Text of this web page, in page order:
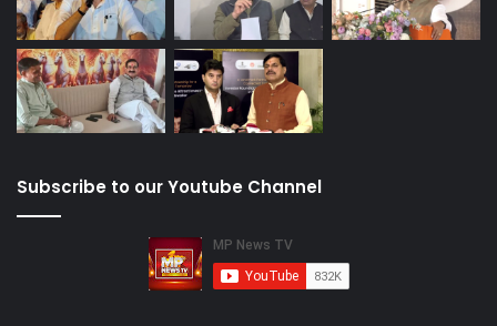
Subscribe to our Youtube Channel